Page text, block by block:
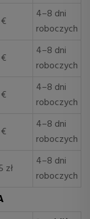
4–8 dni
roboczych
4–8 dni
roboczych
4–8 dni
roboczych
4–8 dni
roboczych
zł
4–8 dni
roboczych